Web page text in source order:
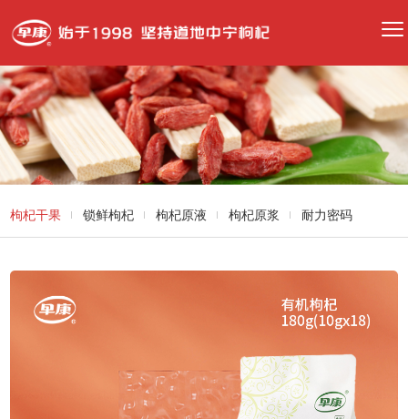
枸杞干果 锁鲜枸杞 枸杞原液 枸杞原浆 耐力密码